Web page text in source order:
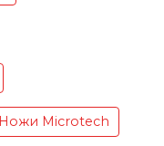
Ножи Microtech